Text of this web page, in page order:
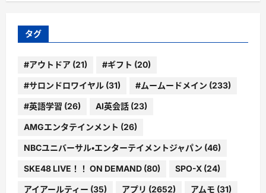
ー
タグ
#アウトドア (21) #ギフト (20)
#サロンドロワイヤル (31) #ムームードメイン (233)
#英語学習 (26) AI英会話 (23)
AMGエンタテインメント (26)
NBCユニバーサル・エンターテイメントジャパン (46)
SKE48 LIVE！！ ON DEMAND (80) SPO-X (24)
アイアールティー (35) アプリ (2652) アムモ (31)